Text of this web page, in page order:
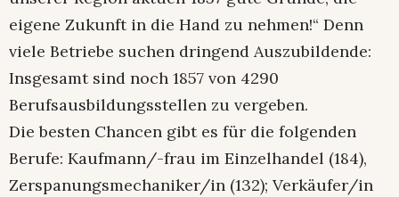
eigene Zukunft in die Hand zu nehmen!“ Denn
viele Betriebe suchen dringend Auszubildende:
Insgesamt sind noch 1857 von 4290
Berufsausbildungsstellen zu vergeben.
Die besten Chancen gibt es für die folgenden
Berufe: Kaufmann/-frau im Einzelhandel (184),
Zerspanungsmechaniker/in (132); Verkäufer/in